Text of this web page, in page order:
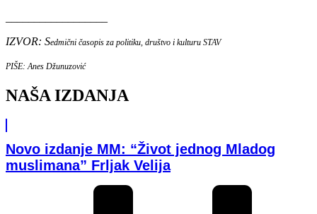
IZVOR: Sedmični časopis za politiku, društvo i kulturu STAV
PIŠE: Anes Džunuzović
NAŠA IZDANJA
Novo izdanje MM: “Život jednog Mladog
muslimana” Frljak Velija